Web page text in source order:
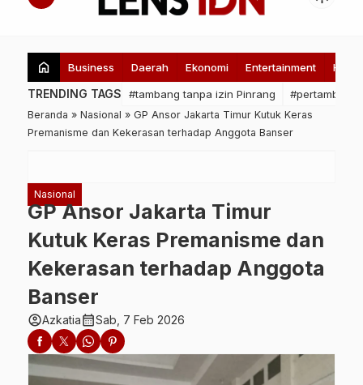
home Business Daerah Ekonomi Entertainment
TRENDING TAGS #tambang tanpa izin Pinrang
Beranda » Nasional » GP Ansor Jakarta Timur Kutuk Keras
Premanisme dan Kekerasan terhadap Anggota Banser
Nasional
GP Ansor Jakarta Timur
Kutuk Keras Premanisme dan
Kekerasan terhadap Anggota
Banser
account_circleAzkatiacalendar_monthSab, 7 Feb 2026